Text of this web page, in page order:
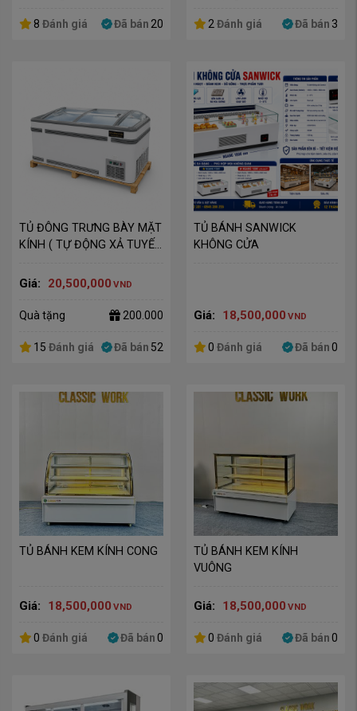
8 Đánh giá Đã bán 20 2 Đánh giá Đã bán 3
TỦ ĐÔNG TRƯNG BÀY MẶT
KÍNH ( TỰ ĐỘNG XẢ TUYẾT
Giá: 20,500,000 VND
Quà tặng 200.000
15 Đánh giá Đã bán 52
TỦ BÁNH SANWICK
KHÔNG CỬA
Giá: 18,500,000 VND
0 Đánh giá Đã bán0
TỦ BÁNH KEM KÍNH CONG
Giá: 18,500,000 VND
0 Đánh giá Đã bán0
TỦ BÁNH KEM KÍNH
VUÔNG
Giá: 18,500,000 VND
0 Đánh giá Đã bán0